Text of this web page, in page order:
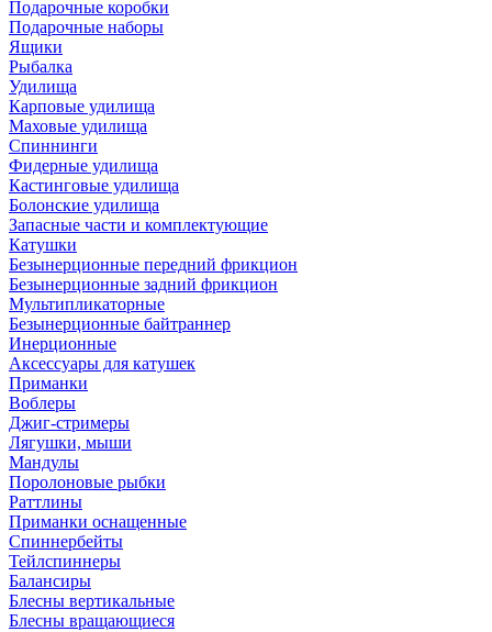
Подарочные коробки
Подарочные наборы
Ящики
Рыбалка
Удилища
Карповые удилища
Маховые удилища
Спиннинги
Фидерные удилища
Кастинговые удилища
Болонские удилища
Запасные части и комплектующие
Катушки
Безынерционные передний фрикцион
Безынерционные задний фрикцион
Мультипликаторные
Безынерционные байтраннер
Инерционные
Аксессуары для катушек
Приманки
Воблеры
Джиг-стримеры
Лягушки, мыши
Мандулы
Поролоновые рыбки
Раттлины
Приманки оснащенные
Спиннербейты
Тейлспиннеры
Балансиры
Блесны вертикальные
Блесны вращающиеся